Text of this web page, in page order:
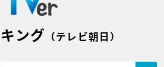
ング （テレビ朝日）